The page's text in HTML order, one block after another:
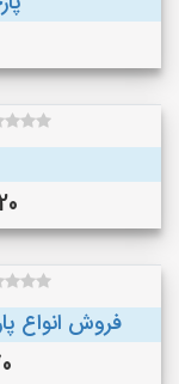
فروش انواع